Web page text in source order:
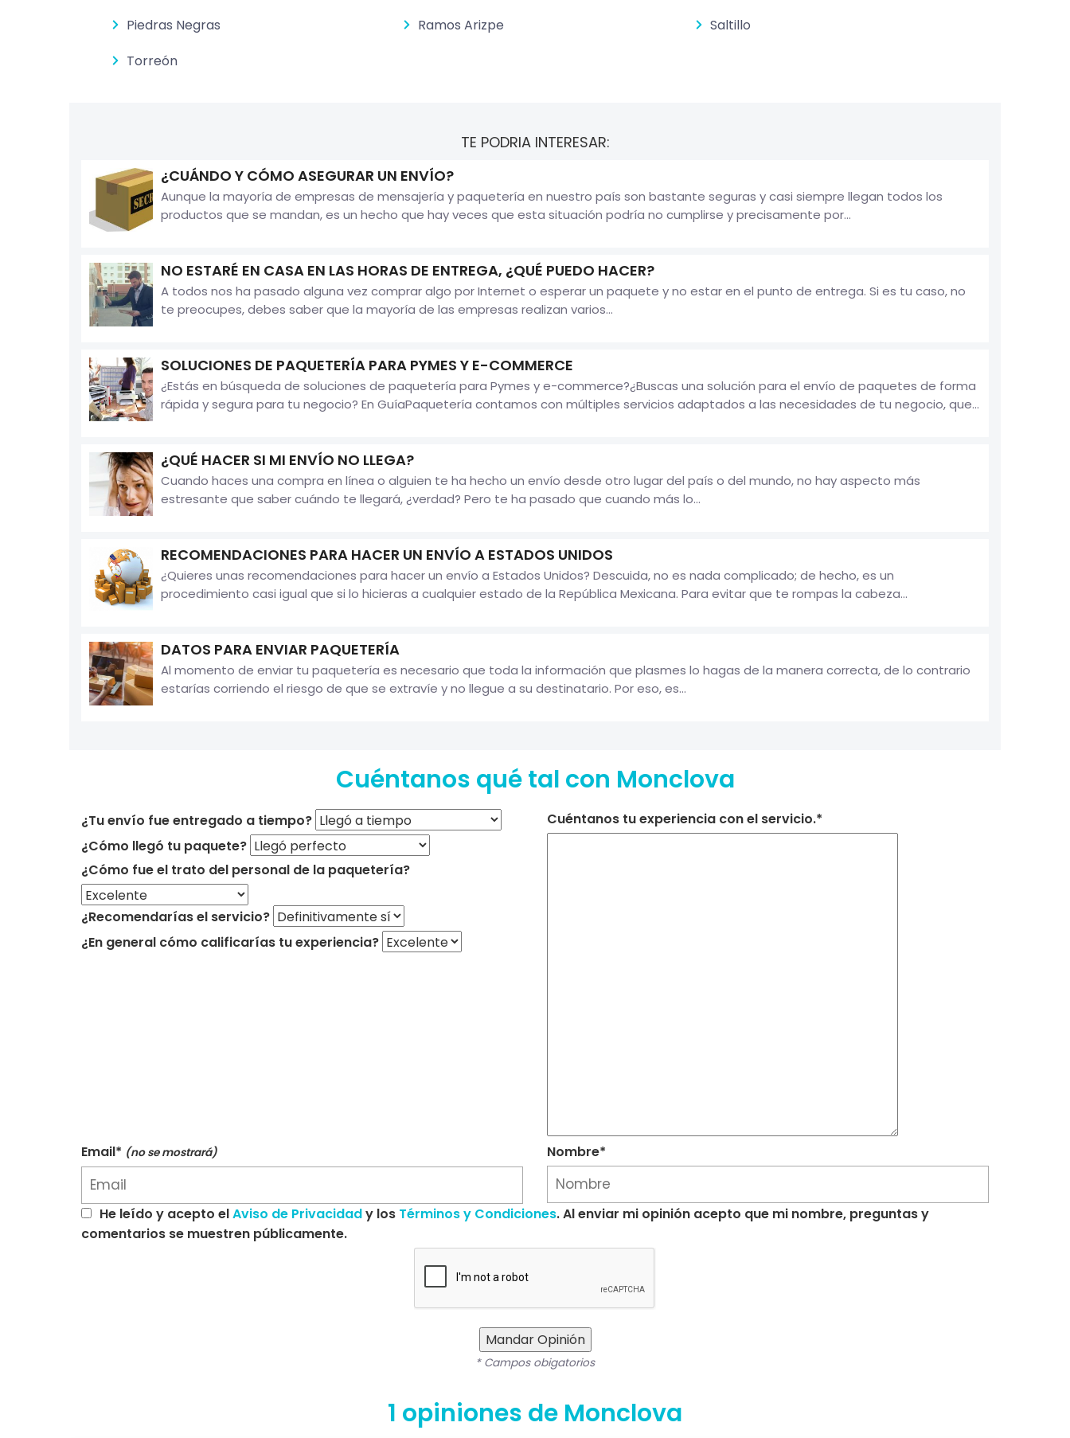
Piedras Negras Ramos Arizpe
Saltillo
Torreón
TE PODRIA INTERESAR:
¿CUÁNDO Y CÓMO ASEGURAR UN ENVÍO?
Aunque la mayoría de empresas de mensajería y paquetería en nuestro país son bastante seguras y casi siempre llegan todos los
productos que se mandan, es un hecho que hay veces que esta situación podría no cumplirse y precisamente por...
NO ESTARÉ EN CASA EN LAS HORAS DE ENTREGA, ¿QUÉ PUEDO HACER?
A todos nos ha pasado alguna vez comprar algo por Internet o esperar un paquete y no estar en el punto de entrega. Si es tu caso, no
te preocupes, debes saber que la mayoría de las empresas realizan varios...
SOLUCIONES DE PAQUETERÍA PARA PYMES Y E-COMMERCE
¿Estás en búsqueda de soluciones de paquetería para Pymes y e-commerce?¿Buscas una solución para el envío de paquetes de forma
rápida y segura para tu negocio? En GuíaPaquetería contamos con múltiples servicios adaptados a las necesidades de tu negocio, que...
¿QUÉ HACER SI MI ENVÍO NO LLEGA?
Cuando haces una compra en línea o alguien te ha hecho un envío desde otro lugar del país o del mundo, no hay aspecto más
estresante que saber cuándo te llegará, ¿verdad? Pero te ha pasado que cuando más lo...
RECOMENDACIONES PARA HACER UN ENVÍO A ESTADOS UNIDOS
¿Quieres unas recomendaciones para hacer un envío a Estados Unidos? Descuida, no es nada complicado; de hecho, es un
procedimiento casi igual que si lo hicieras a cualquier estado de la República Mexicana. Para evitar que te rompas la cabeza...
DATOS PARA ENVIAR PAQUETERÍA
Al momento de enviar tu paquetería es necesario que toda la información que plasmes lo hagas de la manera correcta, de lo contrario
estarías corriendo el riesgo de que se extravíe y no llegue a su destinatario. Por eso, es...
Cuéntanos qué tal con Monclova
¿Tu envío fue entregado a tiempo?
¿Cómo llegó tu paquete?
¿Cómo fue el trato del personal de la paquetería?
¿Recomendarías el servicio?
¿En general cómo calificarías tu experiencia?
Cuéntanos tu experiencia con el servicio.*
Email* (no se mostrará) Nombre*
He leído y acepto elAviso de Privacidady los Términos y Condiciones. Al enviar mi opinión acepto que mi nombre, preguntas y
comentarios se muestren públicamente.
Mandar Opinión
* Campos obigatorios
1 opiniones de Monclova